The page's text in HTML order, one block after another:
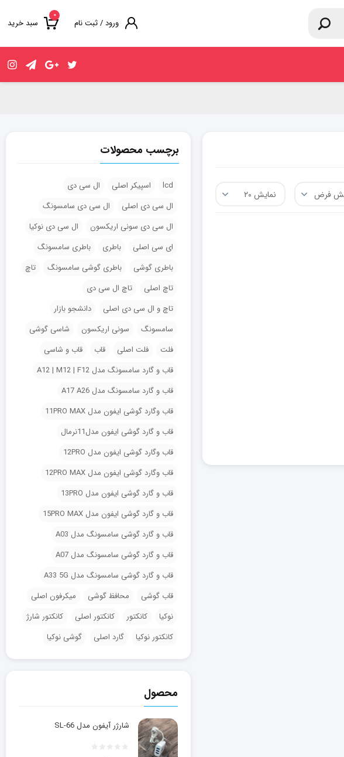
۰
سبد خرید ورود / ثبت نام
برچسب محصولات
lcd اسپیکر اصلی
ال سی دی
ال سی دی اصلی
ال سی دی سامسونگ
ال سی دی سونی اریکسون
ال سی دی نوکیا
ای سی اصلی
باطری
باطری سامسونگ
باطری گوشی
باطری گوشی سامسونگ
تاچ
تاچ اصلی
تاچ ال سی دی
تاچ و ال سی دی اصلی
دانشجو بازار
سامسونگ
سونی اریکسون
شاسی گوشی
فلت
فلت اصلی قاب
قاب و شاسی
قاب و گارد سامسونگ مدل A12 | M12 | F12
قاب و گارد سامسونگ مدل A17 A26
قاب وگارد گوشی ایفون مدل 11PRO MAX
قاب و گارد گوشی ایفون مدل11نرمال
قاب وگارد گوشی ایفون مدل 12PRO
قاب وگارد گوشی ایفون مدل 12PRO MAX
قاب و گارد گوشی ایفون مدل 13PRO
قاب و گارد گوشی ایفون مدل 15PRO MAX
قاب و گارد گوشی سامسونگ مدل A03
قاب و گارد گوشی سامسونگ مدل A07
قاب و گارد گوشی سامسونگ مدل A33 5G
قاب گوشی
محافظ گوشی
میکرفون اصلی
نوکیا
کانکتور کانکتور اصلی
کانکتور شارژ
کانکتور نوکیا
گارد اصلی گوشی نوکیا
محصول
شارژر آیفون مدل SL-66